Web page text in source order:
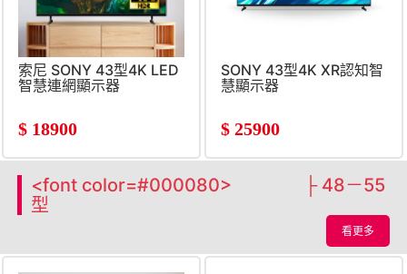
索尼 SONY 43型4K LED
智慧連網顯示器
$ 18900
SONY 43型4K XR認知智
慧顯示器
$ 25900
<font color=#000080> ├ 48－55
型
看更多